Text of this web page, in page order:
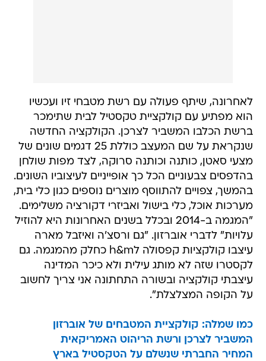
לאחרונה, שיתף פעולה עם רשת מטבחי זיו ועכשיו
הוא מפתיע עם קולקציית טקסטיל לבית שתימכר
ברשת הכלבו המשביר לצרכן. הקולקציה החדשה
שנקראת על שם המעצב כוללת 25 דגמים שונים של
מצעי סאטן, כותנה וכותנה סרוקה, לצד מפות שולחן
בהדפסים צבעוניים הכל כך אופייניים לעיצוביו השונים.
בהמשך, צפויים להתווסף מוצרים נוספים כגון כלי בית,
מערכות אוכל, כלי בישול ואביזרי דקורציה משלימים.
"המגמה ב-2014 ובכלל בשנים האחרונות היא להוזיל
עלויות" לדברי אוברזון. "גם ורסצ'ה ואיזבל מארה
עיצבו קולקציות קפסולה לh&m כחלק מהמגמה. גם
לקסטרו שזה לא מותג עילית ולא כיכר המדינה
עיצבתי קולקציה ובשורה התחתונה אני צריך לחשוב
על הקופה המצלצלת".
כמו שמלה: קולקציית המטבחים של אוברזון
המשביר לצרכן ורשת הריהוט האמריקאית
המחיר החברתי שנשלם על הטקסטיל בארץ